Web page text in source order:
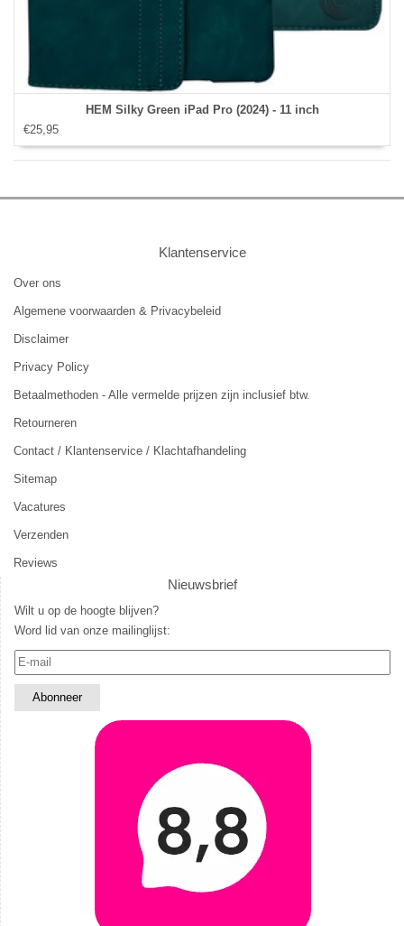
HEM Silky Green iPad Pro (2024) - 11 inch
€25,95
Klantenservice
Over ons
Algemene voorwaarden & Privacybeleid
Disclaimer
Privacy Policy
Betaalmethoden - Alle vermelde prijzen zijn inclusief btw.
Retourneren
Contact / Klantenservice / Klachtafhandeling
Sitemap
Vacatures
Verzenden
Reviews
Nieuwsbrief
Wilt u op de hoogte blijven?
Word lid van onze mailinglijst: